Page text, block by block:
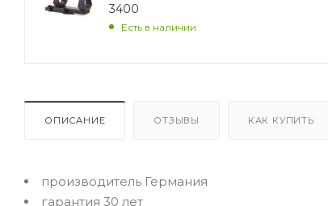
3400
Есть в наличии
ОПИСАНИЕ ОТЗЫВЫ КАК КУПИТЬ
производитель Германия
гарантия 30 лет